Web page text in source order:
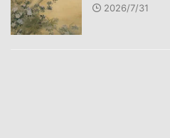
2026/7/31